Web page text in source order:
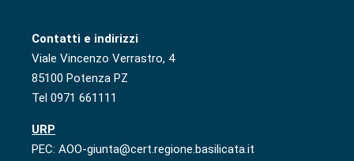
Contatti e indirizzi
Viale Vincenzo Verrastro, 4
85100 Potenza PZ
Tel 0971 661111
URP
PEC: AOO-giunta@cert.regione.basilicata.it